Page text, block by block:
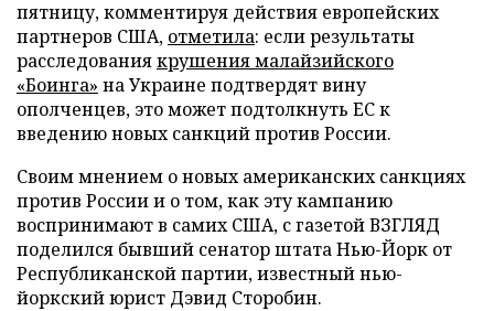
пятницу, комментируя действия европейских
партнеров США, отметила: если результаты
расследованиякрушения малайзийского
«Боинга» на Украине подтвердят вину
ополченцев, это может подтолкнуть ЕС к
введению новых санкций против России.
Своим мнением о новых американских санкциях
против России и о том, как эту кампанию
воспринимают в самих США, с газетой ВЗГЛЯД
поделился бывший сенатор штата Нью-Йорк от
Республиканской партии, известный нью-
йоркский юрист Дэвид Сторобин.